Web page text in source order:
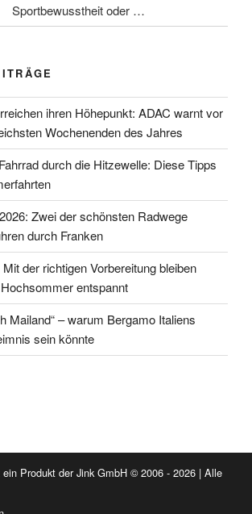
Sportbewusstheit oder …
ihren Höhepunkt: ADAC warnt vor
Wochenenden des Jahres
durch die Hitzewelle: Diese Tipps
Zwei der schönsten Radwege
durch Franken
der richtigen Vorbereitung bleiben
entspannt
Mailand“ – warum Bergamo Italiens
sein könnte
ein Produkt der Jink GmbH © 2006 - 2026 | Alle